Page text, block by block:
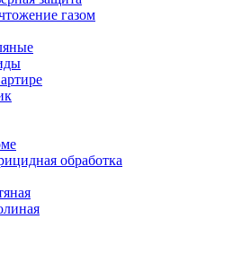
газом
обработка